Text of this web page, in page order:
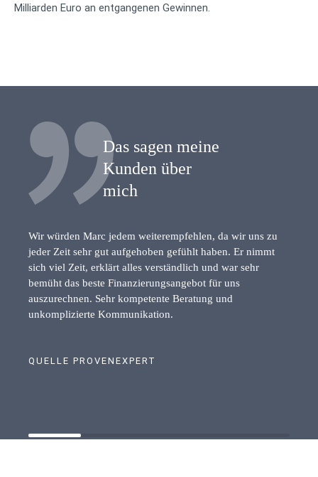
Milliarden Euro an entgangenen Gewinnen.
Das sagen meine
Kunden über
mich
Wir würden Marc jedem weiterempfehlen, da wir uns zu
jeder Zeit sehr gut aufgehoben gefühlt haben. Er nimmt
sich viel Zeit, erklärt alles verständlich und war sehr
bemüht das beste Finanzierungsangebot für uns
auszurechnen. Sehr kompetente Beratung und
unkomplizierte Kommunikation.
QUELLE PROVENEXPERT